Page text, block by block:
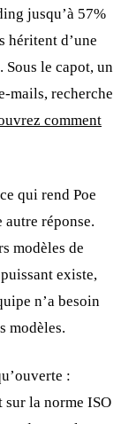
jusqu’à 57%
héritent d’une
Sous le capot, un
mails, recherche
comment
qui rend Poe
réponse.
modèles de
existe,
n’a besoin
modèles.
:
sur la norme ISO